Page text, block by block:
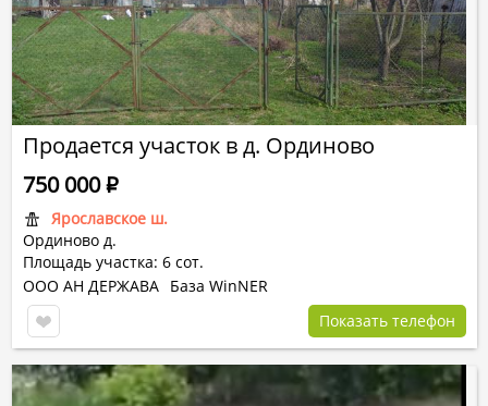
Продается участок в д. Ординово
Ярославское ш.
Ординово д.
Площадь участка: 6 сот.
750 000Р
ООО АН ДЕРЖАВА База WinNER
Показать телефон